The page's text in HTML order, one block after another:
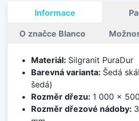
Informace
O značce Blanco
Materiál: Silgranit PuraDur
Barevná varianta: Šedá
šedá)
Rozměr dřezu: 1 000 x
Rozměr dřezové nádoby: